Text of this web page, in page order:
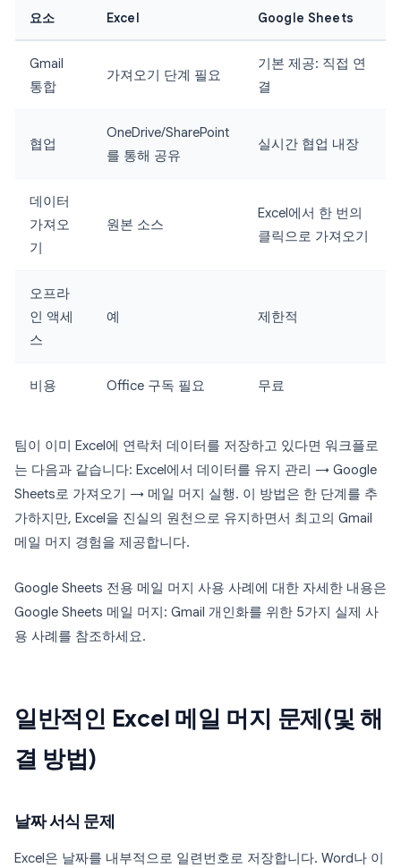
요소 Excel Google Sheets
Gmail
통합
가져오기 단계 필요
기본 제공: 직접 연
결
협업
OneDrive/SharePoint
를 통해 공유
실시간 협업 내장
데이터
가져오
기
원본 소스
Excel에서 한 번의
클릭으로 가져오기
오프라
인 액세
스
예 제한적
비용 Office 구독 필요 무료
팀이 이미 Excel에 연락처 데이터를 저장하고 있다면 워크플로
는 다음과 같습니다: Excel에서 데이터를 유지 관리 → Google
Sheets로 가져오기 → 메일 머지 실행. 이 방법은 한 단계를 추
가하지만, Excel을 진실의 원천으로 유지하면서 최고의 Gmail
메일 머지 경험을 제공합니다.
Google Sheets 전용 메일 머지 사용 사례에 대한 자세한 내용은
Google Sheets 메일 머지: Gmail 개인화를 위한 5가지 실제 사
용 사례를 참조하세요.
일반적인 Excel 메일 머지 문제(및 해
결 방법)
날짜 서식 문제
Excel은 날짜를 내부적으로 일련번호로 저장합니다. Word나 이